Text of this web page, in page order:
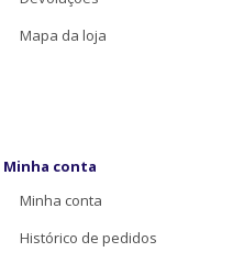
Mapa da loja
Minha conta
Minha conta
Histórico de pedidos